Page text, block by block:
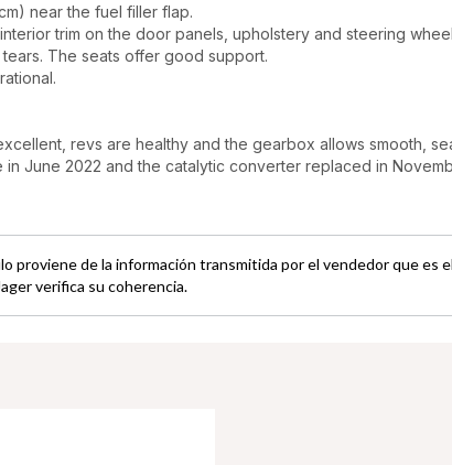
near the fuel filler flap.
trim on the door panels, upholstery and steering
The seats offer good support.
revs are healthy and the gearbox allows smooth,
in June 2022 and the catalytic converter replaced in
proviene de la información transmitida por el vendedor que es
verifica su coherencia.